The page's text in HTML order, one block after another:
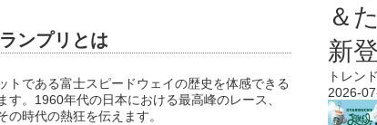
ンプリとは
である富士スピードウェイの歴史を体感できる
。1960年代の日本における最高峰のレース、
時代の熱狂を伝えます。
＆
新
トレンド
2026-